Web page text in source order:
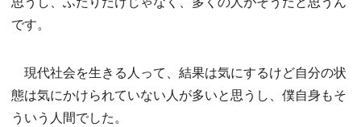
です。
現代社会を生きる人って、結果は気にするけど自分の状
態は気にかけられていない人が多いと思うし、僕自身もそ
ういう人間でした。